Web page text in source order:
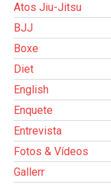
Atos Jiu-Jitsu
BJJ
Boxe
Diet
English
Enquete
Entrevista
Fotos & Vídeos
Gallerr